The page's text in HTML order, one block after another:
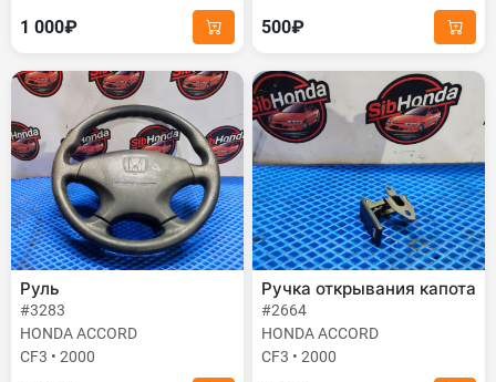
1 000₽ 500₽
Руль
#3283
HONDA ACCORD
CF3 • 2000
Ручка открывания капота
#2664
HONDA ACCORD
CF3 • 2000